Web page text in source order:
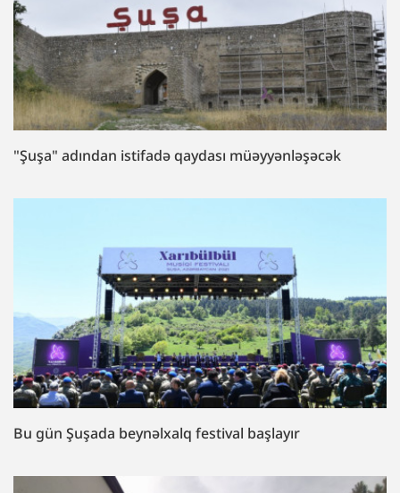
"Şuşa" adından istifadə qaydası müəyyənləşəcək
Bu gün Şuşada beynəlxalq festival başlayır